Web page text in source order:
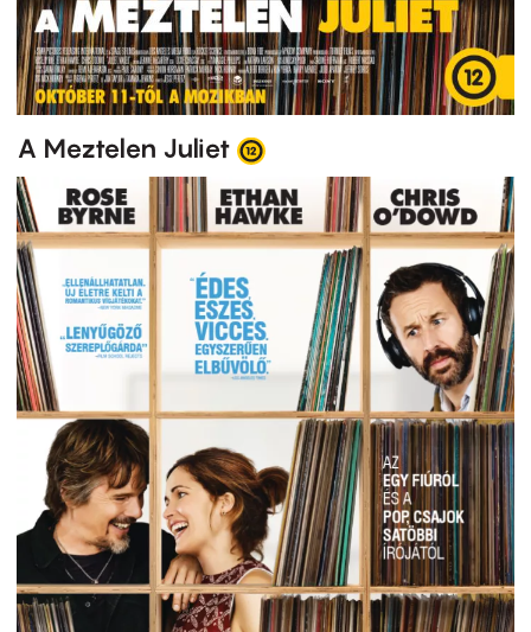
A Meztelen Juliet